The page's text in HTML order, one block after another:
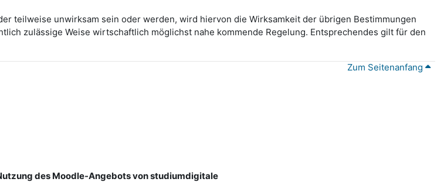
teilweise unwirksam sein oder werden, wird hiervon die Wirksamkeit der übrigen Bestimmungen
zulässige Weise wirtschaftlich möglichst nahe kommende Regelung. Entsprechendes gilt für den
Zum Seitenanfang
des Moodle-Angebots von studiumdigitale